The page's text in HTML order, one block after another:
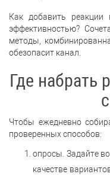
Как добавить
эффективностью?
методы,
обезопасит канал.
Где набрать
Чтобы ежедневно
проверенных способов:
опросы. Задайте
качестве